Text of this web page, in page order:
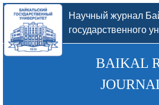
Научный журнал
государственного
BAIKAL